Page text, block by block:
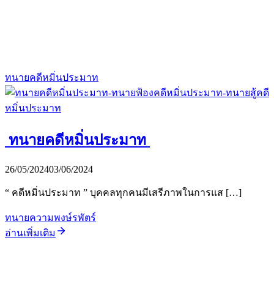
ทนายคดีหมิ่นประมาท
ทนายคดีหมิ่นประมาท
26/05/202403/06/2024
“ คดีหมิ่นประมาท ” บุคคลทุกคนมีเสรีภาพในการแส […]
ทนายความพงษ์รพัตร์
อ่านเพิ่มเติม